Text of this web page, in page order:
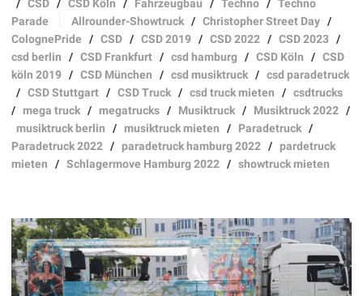
/CSD /CSD Köln / Fahrzeugbau /Techno /Techno
Parade
Allrounder-Showtruck /Christopher Street Day /
ColognePride /CSD /CSD 2019 /CSD 2022 /CSD 2023 /
csd berlin /CSD Frankfurt /csd hamburg /CSD Köln /CSD
köln 2019 /CSD München /csd musiktruck /csd paradetruck
/CSD Stuttgart /CSD Truck /csd truck mieten /csdtrucks
/mega truck /megatrucks / Musiktruck / Musiktruck 2022 /
musiktruck berlin /musiktruck mieten / Paradetruck /
Paradetruck 2022 /paradetruck hamburg 2022 /pardetruck
mieten /Schlagermove Hamburg 2022 /showtruck mieten